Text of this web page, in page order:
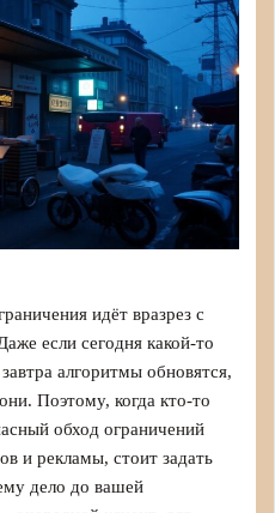
идёт вразрез с
если сегодня какой‑то
алгоритмы обновятся,
Поэтому, когда кто‑то
обход ограничений
и рекламы, стоит задать
дело до вашей